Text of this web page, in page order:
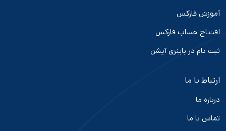
آموزش فارکس
افتتاح حساب فارکس
ثبت نام در باینری آپشن
ارتباط با ما
درباره ما
تماس با ما